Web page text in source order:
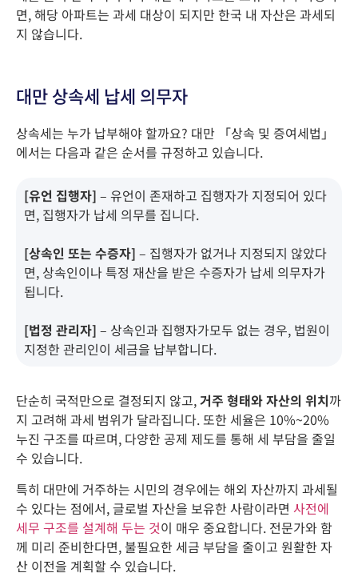
면, 해당 아파트는 과세 대상이 되지만 한국 내 자산은 과세되
지 않습니다.
대만 상속세 납세 의무자
상속세는 누가 납부해야 할까요? 대만 「상속 및 증여세법」
에서는 다음과 같은 순서를 규정하고 있습니다.
[유언 집행자] – 유언이 존재하고 집행자가 지정되어 있다
면, 집행자가 납세 의무를 집니다.
[상속인 또는 수증자] – 집행자가 없거나 지정되지 않았다
면, 상속인이나 특정 재산을 받은 수증자가 납세 의무자가
됩니다.
[법정 관리자] – 상속인과 집행자가모두 없는 경우, 법원이
지정한 관리인이 세금을 납부합니다.
단순히 국적만으로 결정되지 않고,거주 형태와 자산의 위치까
지 고려해 과세 범위가 달라집니다. 또한 세율은 10%~20%
누진 구조를 따르며, 다양한 공제 제도를 통해 세 부담을 줄일
수 있습니다.
특히 대만에 거주하는 시민의 경우에는 해외 자산까지 과세될
수 있다는 점에서, 글로벌 자산을 보유한 사람이라면 사전에
세무 구조를 설계해 두는 것이 매우 중요합니다. 전문가와 함
께 미리 준비한다면, 불필요한 세금 부담을 줄이고 원활한 자
산 이전을 계획할 수 있습니다.